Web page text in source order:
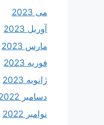
می 2023
آوریل 2023
مارس 2023
فوریه 2023
ژانویه 2023
دسامبر 2022
نوامبر 2022